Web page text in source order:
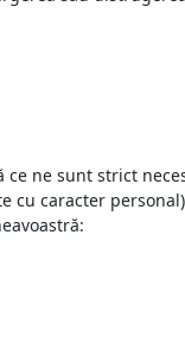
ne sunt strict
caracter